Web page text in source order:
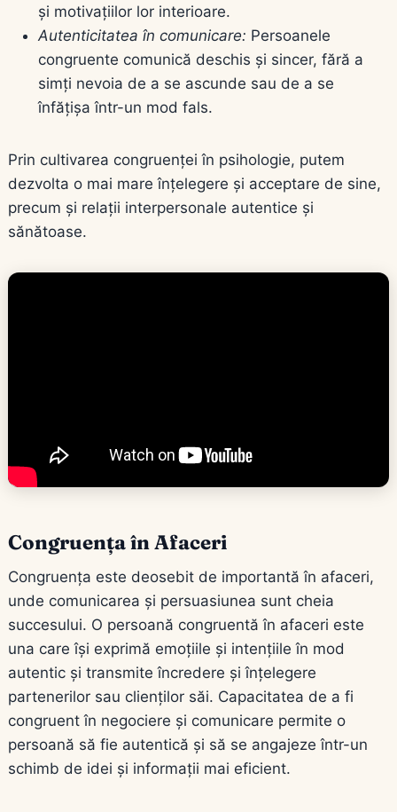
și motivațiilor lor interioare.
Autenticitatea în comunicare: Persoanele
congruente comunică deschis și sincer, fără a
simți nevoia de a se ascunde sau de a se
înfățișa într-un mod fals.
Prin cultivarea congruenței în psihologie, putem
dezvolta o mai mare înțelegere și acceptare de sine,
precum și relații interpersonale autentice și
sănătoase.
Congruența în Afaceri
Congruența este deosebit de importantă în afaceri,
unde comunicarea și persuasiunea sunt cheia
succesului. O persoană congruentă în afaceri este
una care își exprimă emoțiile și intențiile în mod
autentic și transmite încredere și înțelegere
partenerilor sau clienților săi. Capacitatea de a fi
congruent în negociere și comunicare permite o
persoană să fie autentică și să se angajeze într-un
schimb de idei și informații mai eficient.